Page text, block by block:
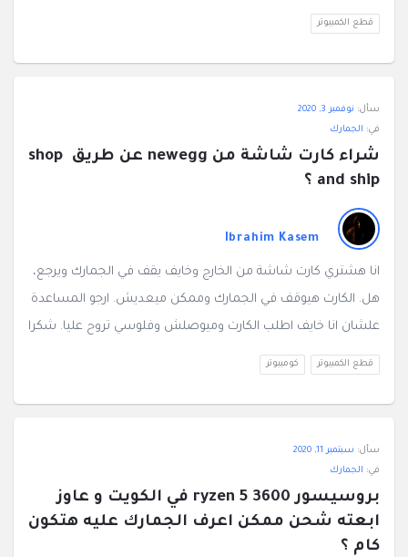
قطع الكمبيوتر
سأل: نوفمبر 3, 2020
في: الجمارك
شراء كارت شاشة من newegg عن طريق shop
and ship ؟
Ibrahim Kasem
انا هشتري كارت شاشة من الخارج وخايف يقف في الجمارك ويرجع،
هل. الكارت هيوقف في الجمارك وممكن ميعديش. ارجو المساعدة
علشان انا خايف اطلب الكارت وميوصلش وفلوسي تروح عليا. شكرا
قطع الكمبيوتر كومبيوتر
سأل: سبتمبر 11, 2020
في: الجمارك
بروسيسور ryzen 5 3600 في الكويت و عاوز
كام ؟